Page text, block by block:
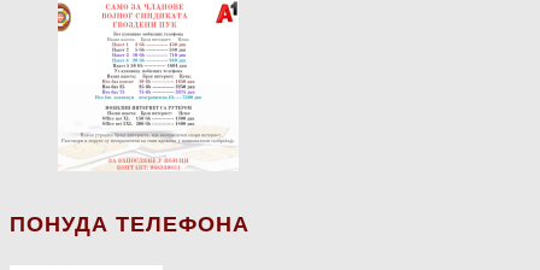
ПОНУДА ТЕЛЕФОНА